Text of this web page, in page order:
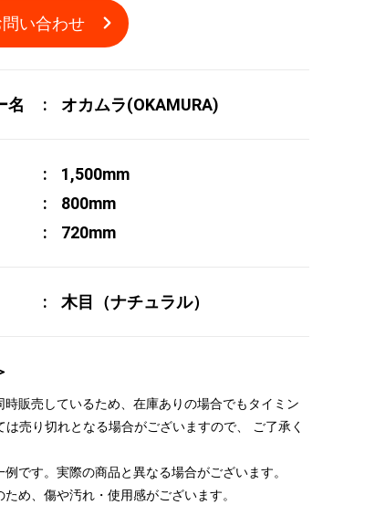
問い合わせ
名 オカムラ(OKAMURA)
1,500mm
800mm
720mm
木目（ナチュラル）
時販売しているため、在庫ありの場合でもタイミン
は売り切れとなる場合がございますので、 ご了承く
です。実際の商品と異なる場合がございます。
め、傷や汚れ・使用感がございます。